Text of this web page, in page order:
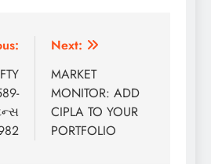
Next:
MARKET
MONITOR: ADD
CIPLA TO YOUR
PORTFOLIO